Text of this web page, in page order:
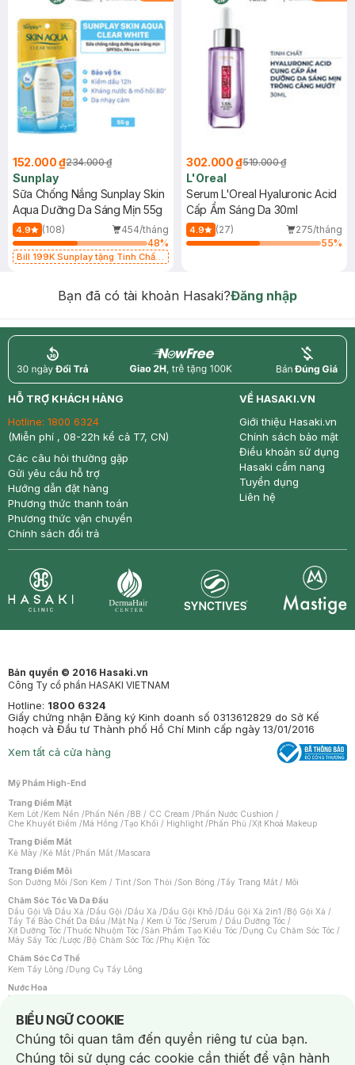
152.000 ₫234.000 ₫
Sunplay
Sữa Chống Nắng Sunplay Skin
Aqua Dưỡng Da Sáng Mịn 55g
4.9 (108)
454/tháng
48%
Bill 199K Sunplay tặng Tinh Chất
302.000 ₫519.000 ₫
L'Oreal
Serum L'Oreal Hyaluronic Acid
Cấp Ẩm Sáng Da 30ml
4.9 (27)
275/tháng
55%
Bạn đã có tài khoản Hasaki?Đăng nhập
return nowfree price
HỖ TRỢ KHÁCH HÀNG
Hotline: 1800 6324
(Miễn phí , 08-22h kể cả T7, CN)
Các câu hỏi thường gặp
Gửi yêu cầu hỗ trợ
Hướng dẫn đặt hàng
Phương thức thanh toán
Phương thức vận chuyển
Chính sách đổi trả
VỀ HASAKI.VN
Giới thiệu Hasaki.vn
Chính sách bảo mật
Điều khoản sử dụng
Hasaki cẩm nang
Tuyển dụng
Liên hệ
Bản quyền © 2016 Hasaki.vn
Công Ty cổ phần HASAKI VIETNAM
Hotline: 1800 6324
Giấy chứng nhận Đăng ký Kinh doanh số 0313612829 do Sở Kế
hoạch và Đầu tư Thành phố Hồ Chí Minh cấp ngày 13/01/2016
Xem tất cả cửa hàng
Mỹ Phẩm High-End
Trang Điểm Mặt
Kem Lót /Kem Nền /Phấn Nền /BB / CC Cream /Phấn Nước Cushion /
Che Khuyết Điểm /Má Hồng /Tạo Khối / Highlight /Phấn Phủ /Xịt Khoá Makeup
Trang Điểm Mắt
Kẻ Mày /Kẻ Mắt /Phấn Mắt /Mascara
Trang Điểm Môi
Son Dưỡng Môi /Son Kem / Tint /Son Thỏi /Son Bóng /Tẩy Trang Mắt / Môi
Chăm Sóc Tóc Và Da Đầu
Dầu Gội Và Dầu Xả /Dầu Gội /Dầu Xả /Dầu Gội Khô /Dầu Gội Xả 2in1 /Bộ Gội Xả /
Tẩy Tế Bào Chết Da Đầu /Mặt Nạ / Kem Ủ Tóc /Serum / Dầu Dưỡng Tóc /
Xịt Dưỡng Tóc /Thuốc Nhuộm Tóc /Sản Phẩm Tạo Kiểu Tóc /Dụng Cụ Chăm Sóc Tóc /
Máy Sấy Tóc /Lược /Bộ Chăm Sóc Tóc /Phụ Kiện Tóc
Chăm Sóc Cơ Thể
Kem Tẩy Lông /Dụng Cụ Tẩy Lông
Nước Hoa
Nước Hoa Nữ
Chăm Sóc Cá Nhân
Chống Muỗi /Khẩu Trang /Máy Massage/Mặt Nạ Xông Hơi /Nước Rửa Tay/
Sản Phẩm Chăm Sóc Khác /Bàn Chải Đánh Răng /Bàn Chải Điện/
Hỗ Trợ Trắng Răng/Kem Đánh Răng /Máy Tăm Nước/ Nước Súc Miệng/
BIỂU NGỮ COOKIE
Notice about cookies usage
Chúng tôi quan tâm đến quyền riêng tư của bạn.
Chúng tôi sử dụng các cookie cần thiết để vận hành